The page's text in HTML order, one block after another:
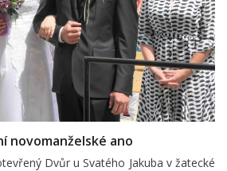
novomanželské ano
Dvůr u Svatého Jakuba v žatecké